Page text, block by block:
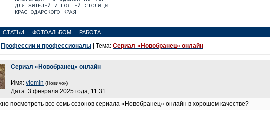
СТАТЬИ ФОТОАЛЬБОМ РАБОТА
Профессии и профессионалы | Тема: Сериал «Новобранец» онлайн
Сериал «Новобранец» онлайн
Имя: vlomin (Новичок)
Дата: 3 февраля 2025 года, 11:31
посмотреть все семь сезонов сериала «Новобранец» онлайн в хорошем качестве?